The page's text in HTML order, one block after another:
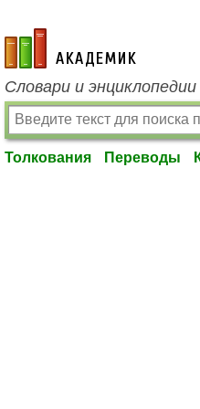
academic.ru
Словари и
Толкования Переводы